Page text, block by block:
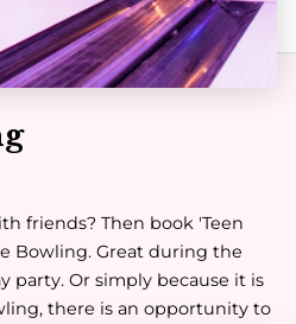
friends? Then book 'Teen
Bowling. Great during the
party. Or simply because it is
there is an opportunity to